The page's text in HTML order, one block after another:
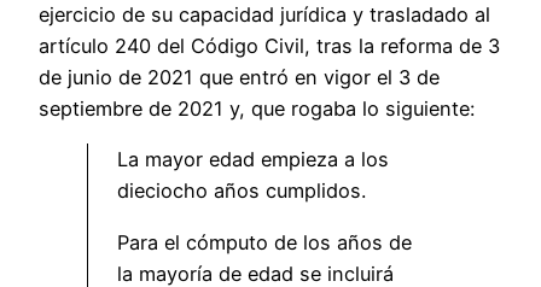
ejercicio de su capacidad jurídica y trasladado al
artículo 240 del Código Civil, tras la reforma de 3
de junio de 2021 que entró en vigor el 3 de
septiembre de 2021 y, que rogaba lo siguiente:
La mayor edad empieza a los
dieciocho años cumplidos.
Para el cómputo de los años de
la mayoría de edad se incluirá